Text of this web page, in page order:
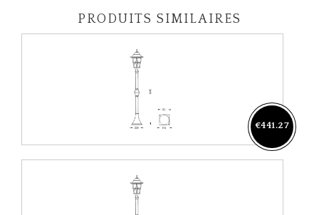
PRODUITS SIMILAIRES
€441.27